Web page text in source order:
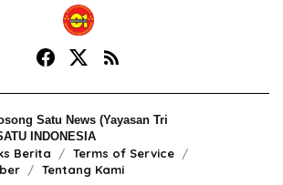
Satu News (Yayasan Tri
INDONESIA
Berita
Terms of Service
Tentang Kami